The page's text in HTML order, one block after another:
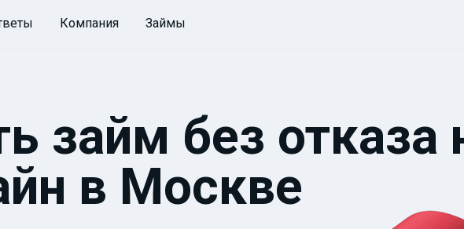
Компания Займы
займ без отказа
в Москве